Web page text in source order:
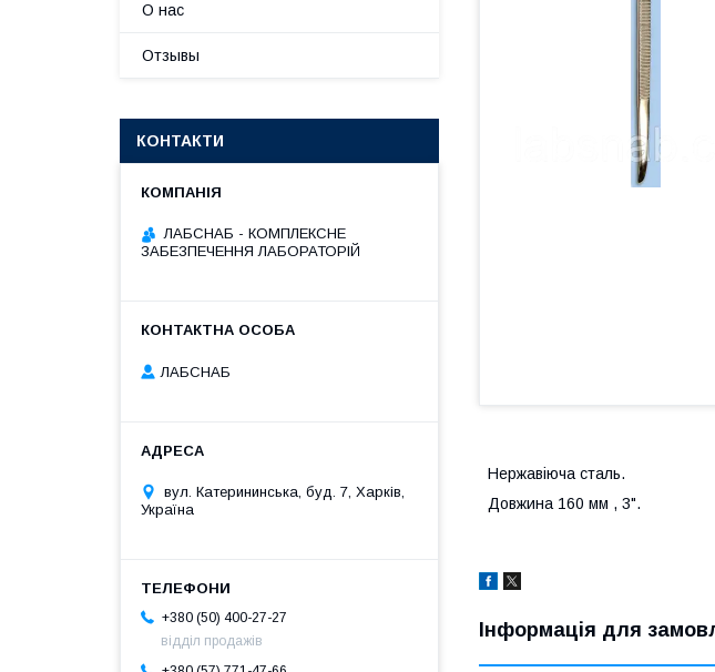
Нержавіюча сталь.
Довжина 160 мм , 3".
Інформація для
О нас
Отзывы
КОНТАКТИ
ЛАБСНАБ - КОМПЛЕКСНЕ
ЗАБЕЗПЕЧЕННЯ ЛАБОРАТОРІЙ
ЛАБСНАБ
вул. Катерининська, буд. 7, Харків,
Україна
+380 (50) 400-27-27
відділ продажів